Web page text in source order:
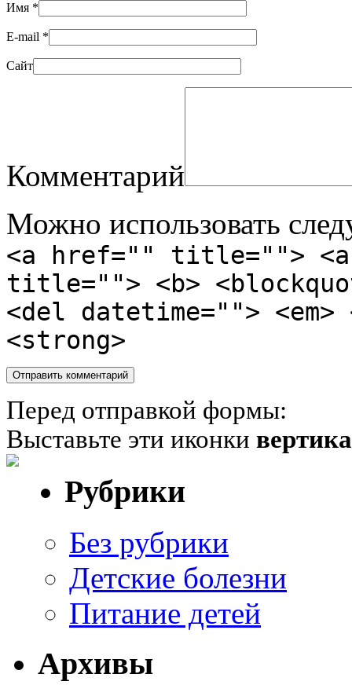
Имя *
E-mail *
Сайт
Комментарий
Можно использовать
<a href="" title="">
title=""> <b>
<del datetime="">
<strong>
Перед отправкой формы:
Выставьте эти иконки
Рубрики
Без рубрики
Детские болезни
Питание детей
Архивы